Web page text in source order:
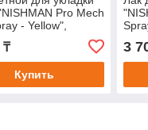
Pro Mech
- Yellow",
₸
Купить
3